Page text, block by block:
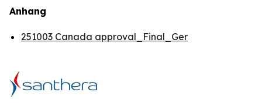
Anhang
251003 Canada approval_Final_Ger